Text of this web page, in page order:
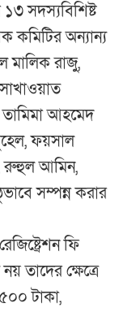
সদস্যবিশিষ্ট
কমিটির অন্যান্য
মালিক রাজু,
আহমেদ
ফয়সাল
রুহুল আমিন,
সম্পন্ন করার
ফি
তাদের ক্ষেত্রে
টাকা,